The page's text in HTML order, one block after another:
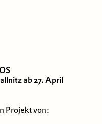
ab 27. April
Projekt von: